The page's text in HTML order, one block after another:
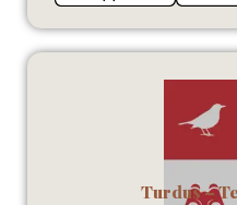
Turdus –